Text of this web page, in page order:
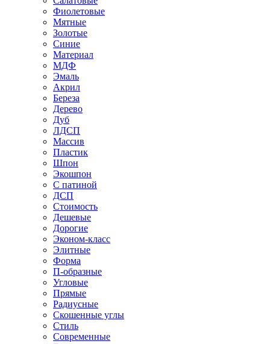
Фиолетовые
Мятные
Золотые
Синие
Материал
МДФ
Эмаль
Акрил
Береза
Дерево
Дуб
ЛДСП
Массив
Пластик
Шпон
Экошпон
С патиной
ДСП
Стоимость
Дешевые
Дорогие
Эконом-класс
Элитные
Форма
П-образные
Угловые
Прямые
Радиусные
Скошенные углы
Стиль
Современные